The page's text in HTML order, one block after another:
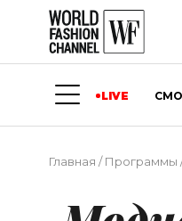
LIVE
Главная /Программы